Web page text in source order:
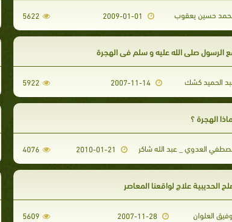
حسين يعقوب 5622
الرسول صلى الله عليه و سلم في الهجرة
الحميد كشك 5922
الهجرة ؟
العدوي _ عبد الله شاكر 4076
الحديبية علاج لواقعنا المعاصر
العلوان 2007-11-28
5609